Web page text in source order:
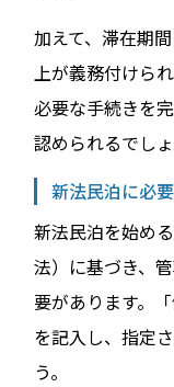
加えて、滞在期
上が義務付けら
必要な手続きを
認められるでしょ
新法民泊に必
新法民泊を始め
法）に基づき、
要があります。
を記入し、指定
う。